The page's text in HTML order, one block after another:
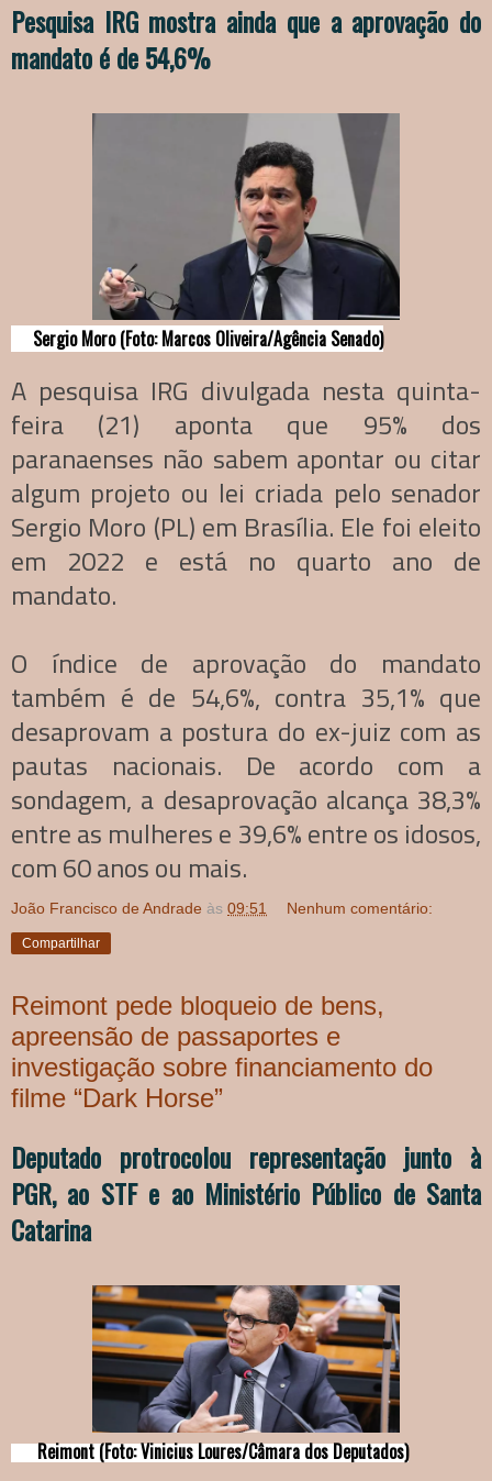
Pesquisa IRG mostra ainda que a aprovação do
mandato é de 54,6%
Sergio Moro (Foto: Marcos Oliveira/Agência Senado)
A pesquisa IRG divulgada nesta quinta-
feira (21) aponta que 95% dos
paranaenses não sabem apontar ou citar
algum projeto ou lei criada pelo senador
Sergio Moro (PL) em Brasília. Ele foi eleito
em 2022 e está no quarto ano de
mandato.
O índice de aprovação do mandato
também é de 54,6%, contra 35,1% que
desaprovam a postura do ex-juiz com as
pautas nacionais. De acordo com a
sondagem, a desaprovação alcança 38,3%
entre as mulheres e 39,6% entre os idosos,
com 60 anos ou mais.
João Francisco de Andrade às 09:51 Nenhum comentário:
Compartilhar
Reimont pede bloqueio de bens,
apreensão de passaportes e
investigação sobre financiamento do
filme “Dark Horse”
Deputado protrocolou representação junto à
PGR, ao STF e ao Ministério Público de Santa
Catarina
Reimont (Foto: Vinicius Loures/Câmara dos Deputados)